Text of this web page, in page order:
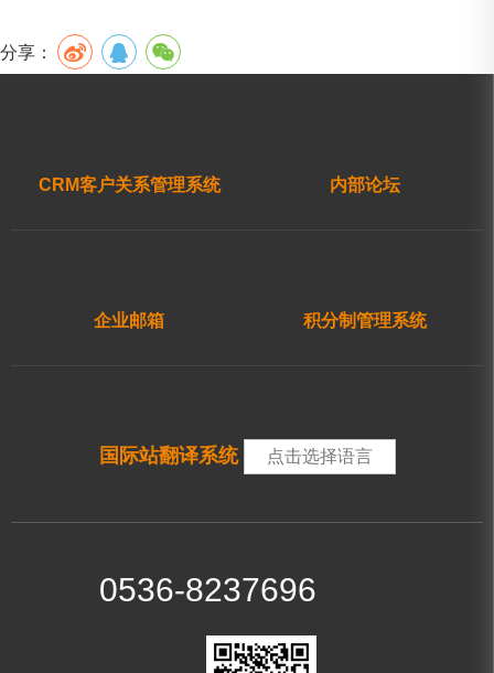
分享：
CRM客户关系管理系统 内部论坛
企业邮箱 积分制管理系统
国际站翻译系统 点击选择语言
0536-8237696